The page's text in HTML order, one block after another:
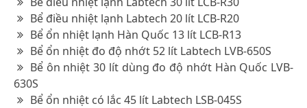
Bể điều nhiệt lạnh Labtech 20 lít LCB-R20
Bể ổn nhiệt lạnh Hàn Quốc 13 lít LCB-R13
Bể ổn nhiệt đo độ nhớt 52 lít Labtech LVB-650S
Bể ôn nhiệt 30 lít dùng đo độ nhớt Hàn Quốc LVB-
630S
Bể ổn nhiệt có lắc 45 lít Labtech LSB-045S